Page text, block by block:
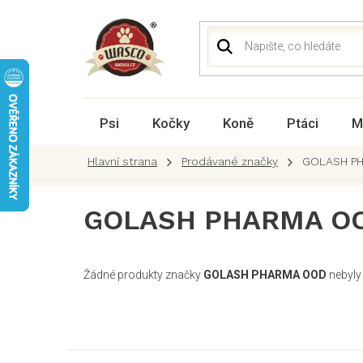
Psi Kočky Koně Ptáci
Prodávané značky GOLASH
GOLASH PHARMA
Žádné produkty značky GOLASH PHARMA OOD nebyly